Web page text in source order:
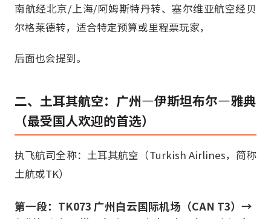
南航经北京/上海/阿姆斯特丹转、塞尔维亚航空经贝
尔格莱德转，适合特定预算或里程票玩家，
后面也会提到。
二、土耳其航空：广州—伊斯坦布尔—雅典
（最受国人欢迎的首选）
执飞航司全称：土耳其航空（Turkish Airlines，简称
土航或TK）
第一段：TK073 广州白云国际机场（CAN T3）→